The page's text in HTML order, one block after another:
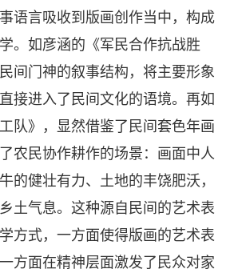
语言吸收到版画创作当中，构成
。如彦涵的《军民合作抗战胜
间门神的叙事结构，将主要形象
接进入了民间文化的语境。再如
队》，显然借鉴了民间套色年画
农民协作耕作的场景：画面中人
的健壮有力、土地的丰饶肥沃，
土气息。这种源自民间的艺术表
方式，一方面使得版画的艺术表
方面在精神层面激发了民众对家